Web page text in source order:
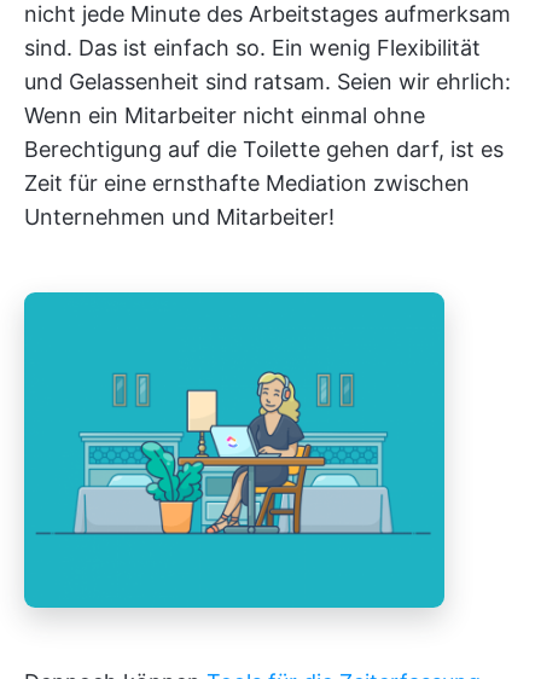
nicht jede Minute des Arbeitstages aufmerksam
sind. Das ist einfach so. Ein wenig Flexibilität
und Gelassenheit sind ratsam. Seien wir ehrlich:
Wenn ein Mitarbeiter nicht einmal ohne
Berechtigung auf die Toilette gehen darf, ist es
Zeit für eine ernsthafte Mediation zwischen
Unternehmen und Mitarbeiter!